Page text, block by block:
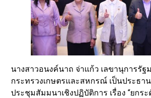
นางสาวอนงค์นาถ จ่าแก้ว เลขานุการรัฐ
กระทรวงเกษตรและสหกรณ์ เป็นประธา
ประชุมสัมมนาเชิงปฏิบัติการ เรื่อง “ยกร